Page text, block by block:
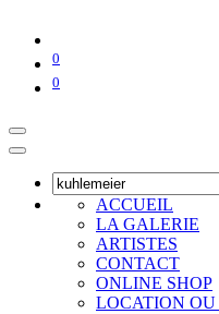
0
0
ACCUEIL
LA GALERIE
ARTISTES
CONTACT
ONLINE SHOP
LOCATION